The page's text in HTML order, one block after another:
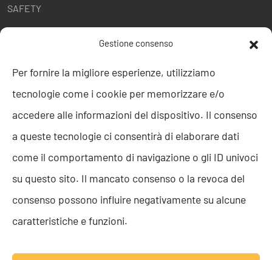
Gestione consenso
Per fornire la migliore esperienze, utilizziamo
tecnologie come i cookie per memorizzare e/o
accedere alle informazioni del dispositivo. Il consenso
a queste tecnologie ci consentirà di elaborare dati
come il comportamento di navigazione o gli ID univoci
su questo sito. Il mancato consenso o la revoca del
consenso possono influire negativamente su alcune
caratteristiche e funzioni.
SAFETY
POLITICHE AZIENDALI
ISO 9001
ISO 27001
Codice etico
Segnalazione Whistleblowing
Politica per la Parità di Genere
Politica per la sicurezza delle informazioni
TEAM RESOLVE